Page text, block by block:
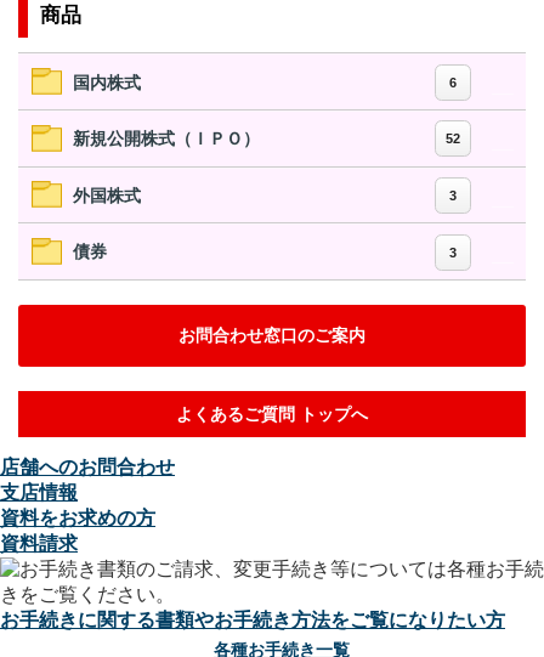
商品
国内株式 6
新規公開株式（ＩＰＯ） 52
外国株式 3
債券 3
お問合わせ窓口のご案内
よくあるご質問 トップへ
店舗へのお問合わせ
支店情報
資料をお求めの方
資料請求
お手続きに関する書類やお手続き方法をご覧になりたい方
各種お手続き一覧